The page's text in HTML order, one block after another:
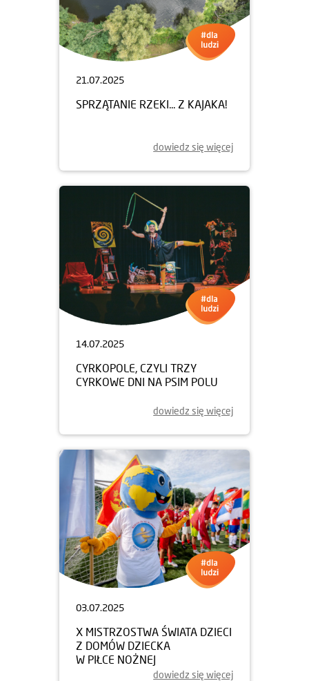
21.07.2025
SPRZĄTANIE RZEKI... Z KAJAKA!
dowiedz się więcej
14.07.2025
CYRKOPOLE, CZYLI TRZY
CYRKOWE DNI NA PSIM POLU
dowiedz się więcej
03.07.2025
X MISTRZOSTWA ŚWIATA DZIECI
Z DOMÓW DZIECKA
W PIŁCE NOŻNEJ
dowiedz się więcej